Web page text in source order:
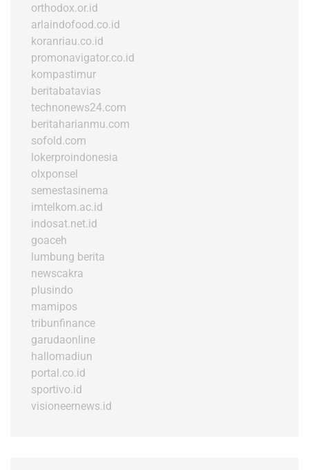
orthodox.or.id
arlaindofood.co.id
koranriau.co.id
promonavigator.co.id
kompastimur
beritabatavias
technonews24.com
beritaharianmu.com
sofold.com
lokerproindonesia
olxponsel
semestasinema
imtelkom.ac.id
indosat.net.id
goaceh
lumbung berita
newscakra
plusindo
mamipos
tribunfinance
garudaonline
hallomadiun
portal.co.id
sportivo.id
visioneernews.id